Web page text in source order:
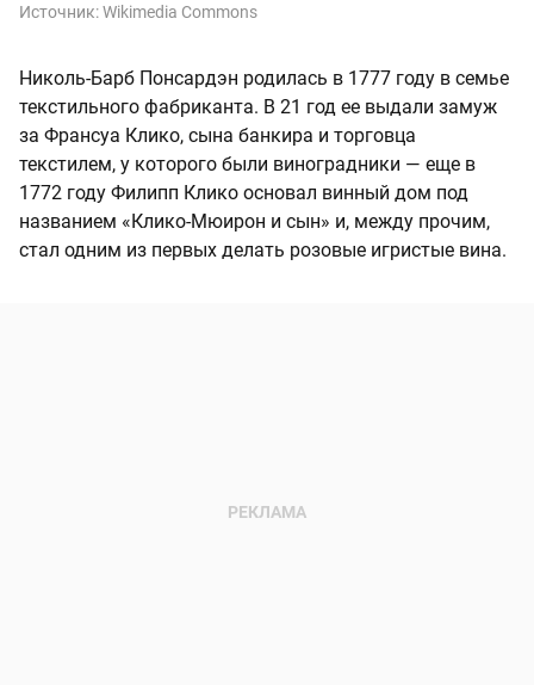
Источник:Wikimedia Commons
Николь-Барб Понсардэн родилась в 1777 году в семье
текстильного фабриканта. В 21 год ее выдали замуж
за Франсуа Клико, сына банкира и торговца
текстилем, у которого были виноградники — еще в
1772 году Филипп Клико основал винный дом под
названием «Клико-Мюирон и сын» и, между прочим,
стал одним из первых делать розовые игристые вина.